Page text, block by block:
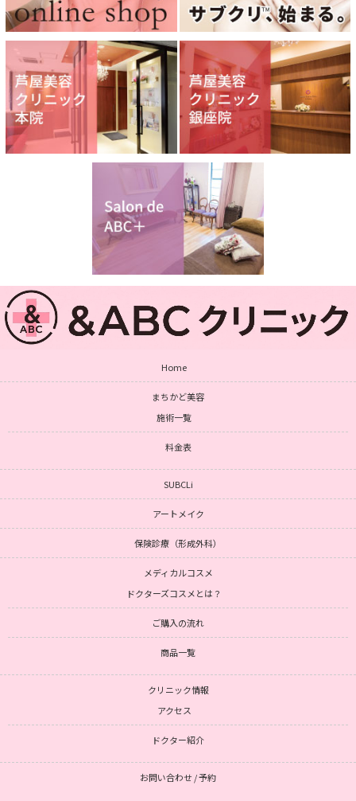
Home
まちかど美容
施術一覧
料金表
SUBCLi
アートメイク
保険診療（形成外科）
メディカルコスメ
ドクターズコスメとは？
ご購入の流れ
商品一覧
クリニック情報
アクセス
ドクター紹介
お問い合わせ / 予約